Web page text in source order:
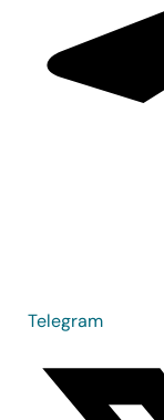
Telegram